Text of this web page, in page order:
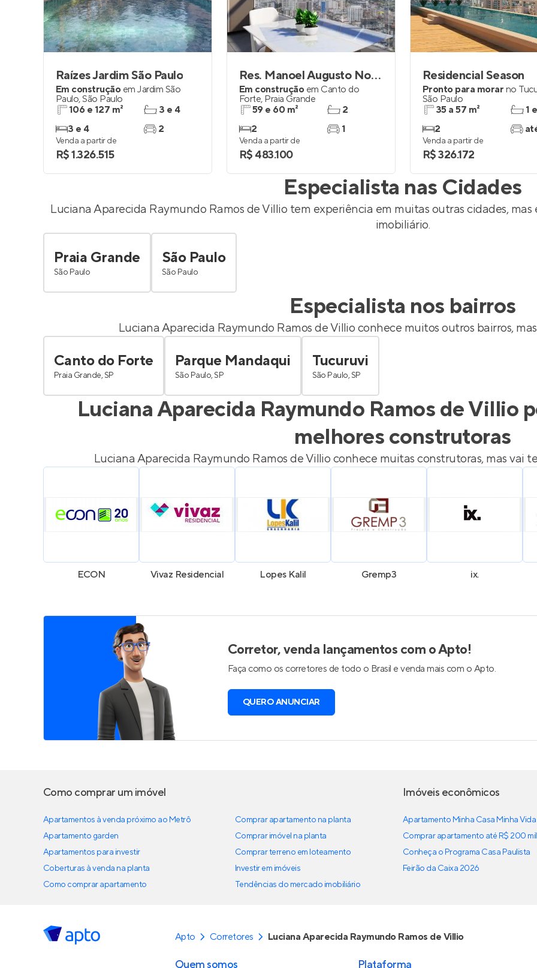
Raízes Jardim São Paulo
Em construção em Jardim São
Paulo,São Paulo
106 e 127 m²
3 e 4
3 e 4
2
Venda a partir de
R$ 1.326.515
Res. Manoel Augusto Novais
Em construção em Canto do
Forte, Praia Grande
59 e 60 m²
2
2
1
Venda a partir de
R$ 483.100
Residencial Season
Pronto para morar no
São Paulo
35 a 57 m²
2
1
Venda a partir de
R$ 326.172
Especialista nas Cidades
Luciana Aparecida Raymundo Ramos de Villio tem experiência em muitas outras cidades,
imobiliário.
Praia Grande
São Paulo
São Paulo
São Paulo
Especialista nos bairros
Luciana Aparecida Raymundo Ramos de Villioconhece muitos outros bairros,
Canto do Forte
Praia Grande, SP
Parque Mandaqui
São Paulo, SP
Tucuruvi
São Paulo, SP
Luciana Aparecida Raymundo Ramos de Villio
melhores construtoras
Luciana Aparecida Raymundo Ramos de Villioconhece muitas construtoras, mas vai
ECON Vivaz Residencial Lopes Kalil Gremp3 ix.
Corretor, venda lançamentos com o Apto!
Faça como os corretores de todo o Brasil e venda mais com o Apto.
QUERO ANUNCIAR
Como comprar um imóvel
Apartamentos à venda próximo ao Metrô
Apartamento garden
Apartamentos para investir
Coberturas à venda na planta
Como comprar apartamento
Comprar apartamento na planta
Comprar imóvel na planta
Comprar terreno em loteamento
Investir em imóveis
Tendências do mercado imobiliário
Imóveis econômicos
Apartamento Minha Casa Minha Vida
Comprar apartamento até R$ 200 mil
Conheça o Programa Casa Paulista
Feirão da Caixa 2026
Apto Corretores Luciana Aparecida Raymundo Ramos de Villio
Quem somos Plataforma